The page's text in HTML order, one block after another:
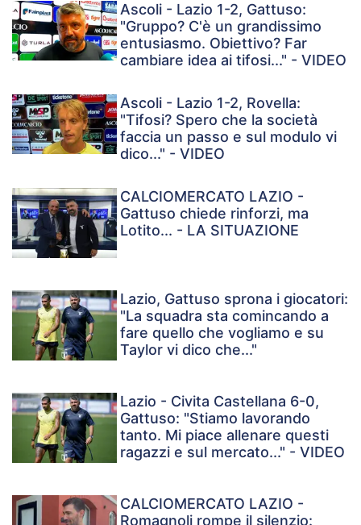
Ascoli - Lazio 1-2, Gattuso:
"Gruppo? C'è un grandissimo
entusiasmo. Obiettivo? Far
cambiare idea ai tifosi..." - VIDEO
Ascoli - Lazio 1-2, Rovella:
"Tifosi? Spero che la società
faccia un passo e sul modulo vi
dico..." - VIDEO
CALCIOMERCATO LAZIO -
Gattuso chiede rinforzi, ma
Lotito... - LA SITUAZIONE
Lazio, Gattuso sprona i giocatori:
"La squadra sta comincando a
fare quello che vogliamo e su
Taylor vi dico che..."
Lazio - Civita Castellana 6-0,
Gattuso: "Stiamo lavorando
tanto. Mi piace allenare questi
ragazzi e sul mercato..." - VIDEO
CALCIOMERCATO LAZIO -
Romagnoli rompe il silenzio: